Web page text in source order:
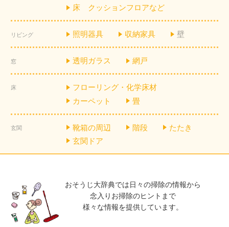
床 クッションフロアなど
リビング 照明器具 収納家具 壁
窓 透明ガラス 網戸
床
フローリング・化学床材
カーペット
畳
玄関 靴箱の周辺 階段
たたき
玄関ドア
おそうじ大辞典では日々の掃除の情報から
念入りお掃除のヒントまで
様々な情報を提供しています。